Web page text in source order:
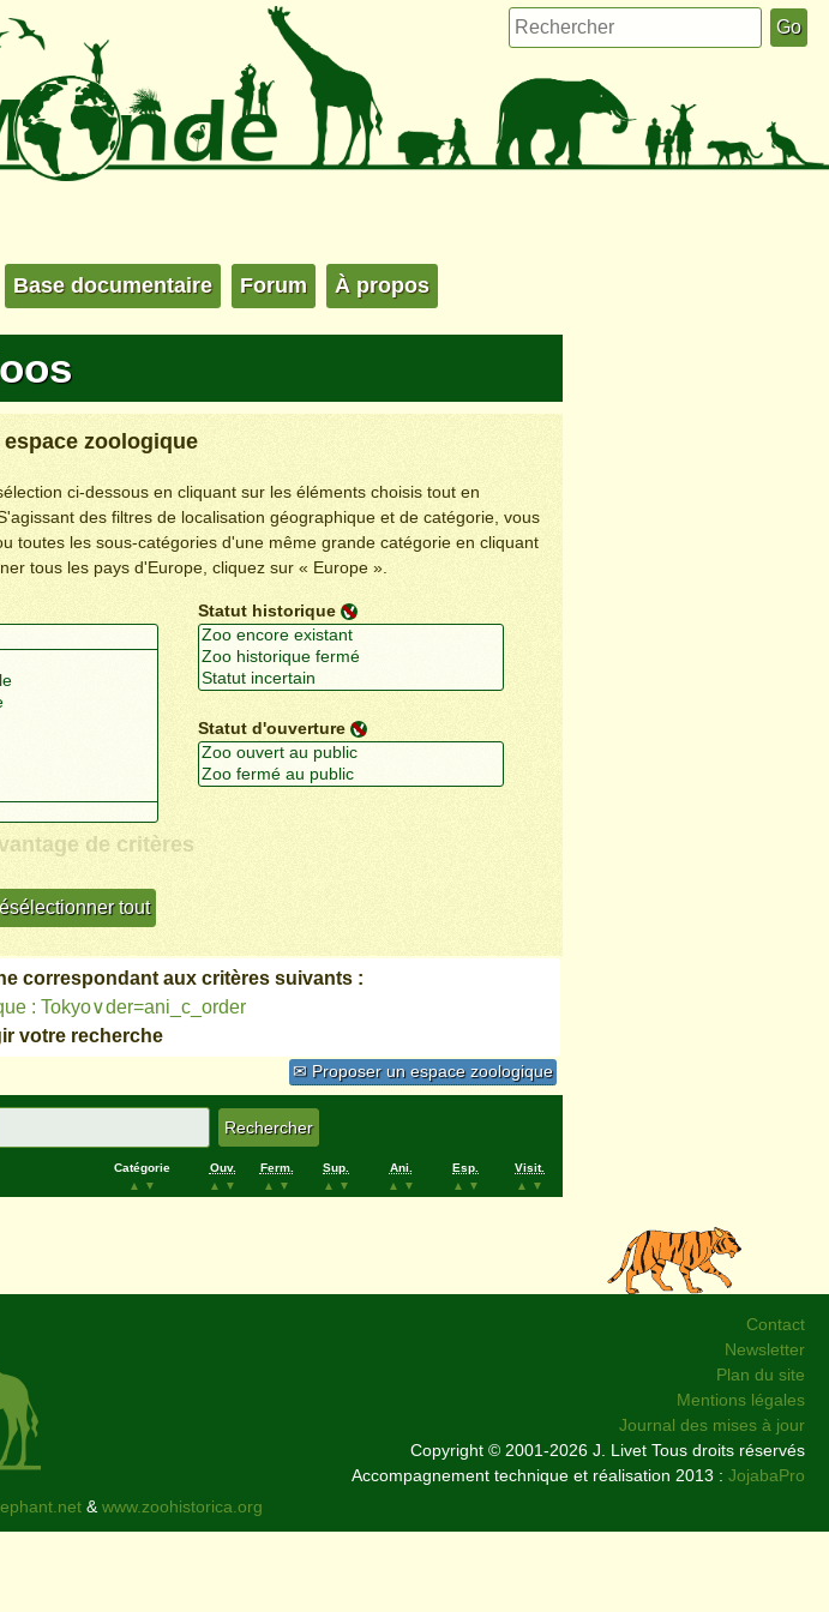
Base documentaire Forum À propos
zoologique
ci-dessous en cliquant sur les éléments choisis tout en
des filtres de localisation géographique et de catégorie, vous
toutes les sous-catégories d'une même grande catégorie en cliquant
tous les pays d'Europe, cliquez sur « Europe ».
Statut historique
Statut d'ouverture
de critères
correspondant aux critères suivants :
: Tokyo∨der=ani_c_order
votre recherche
✉ Proposer un espace zoologique
Catégorie
▲
▼
Ouv.
▲
▼
Ferm.
▲
▼
Sup.
▲
▼
Ani.
▲
▼
Esp.
▲
▼
Visit.
▲
▼
Contact
Newsletter
Plan du site
Mentions légales
Journal des mises à jour
Copyright © 2001-2026 J. Livet Tous droits réservés
Accompagnement technique et réalisation 2013 : JojabaPro
&www.zoohistorica.org